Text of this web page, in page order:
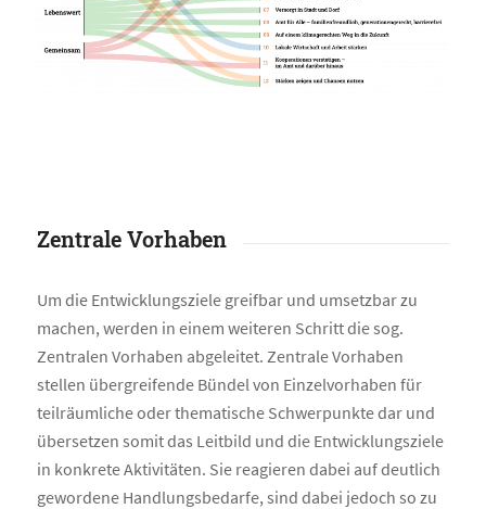
Zentrale Vorhaben
Um die Entwicklungsziele greifbar und umsetzbar zu
machen, werden in einem weiteren Schritt die sog.
Zentralen Vorhaben abgeleitet. Zentrale Vorhaben
stellen übergreifende Bündel von Einzelvorhaben für
teilräumliche oder thematische Schwerpunkte dar und
übersetzen somit das Leitbild und die Entwicklungsziele
in konkrete Aktivitäten. Sie reagieren dabei auf deutlich
gewordene Handlungsbedarfe, sind dabei jedoch so zu